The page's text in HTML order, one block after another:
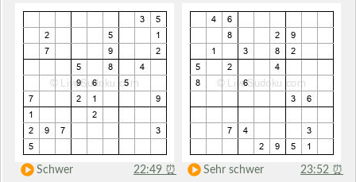
Schwer 22:49 ⏰ Sehr schwer 23:52 ⏰